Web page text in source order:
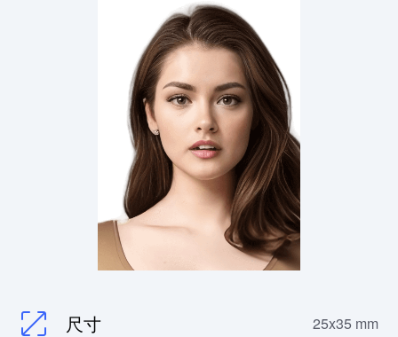
尺寸 25x35 mm